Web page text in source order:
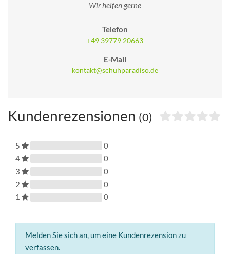
Wir helfen gerne
Telefon
+49 39779 20663
E-Mail
kontakt@schuhparadiso.de
Kundenrezensionen (0)
5
0
4
0
3
0
2
0
1
0
Melden Sie sich an, um eine Kundenrezension zu
verfassen.